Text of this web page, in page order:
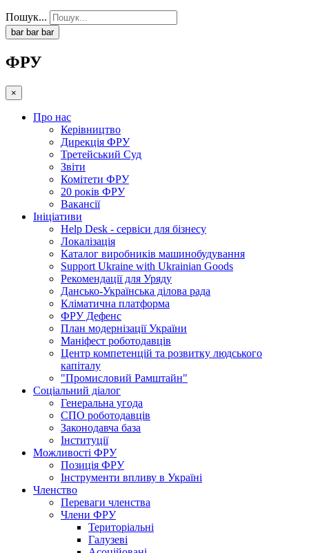
Пошук...
bar bar bar
ФРУ
×
Про нас
Керівництво
Дирекція ФРУ
Третейський Суд
Звіти
Комітети ФРУ
20 років ФРУ
Вакансії
Ініціативи
Help Desk - сервіси для бізнесу
Локалізація
Каталог виробників машинобудування
Support Ukraine with Ukrainian Goods
Рекомендації для Уряду
Дансько-Українська ділова рада
Кліматична платформа
ФРУ Дефенс
План модернізації України
Маніфест роботодавців
Центр компетенцій та розвитку людського
капіталу
"Промисловий Рамштайн"
Соціальний діалог
Генеральна угода
СПО роботодавців
Законодавча база
Інституції
Можливості ФРУ
Позиція ФРУ
Інструменти впливу в Україні
Членство
Переваги членства
Члени ФРУ
Територіальні
Галузеві